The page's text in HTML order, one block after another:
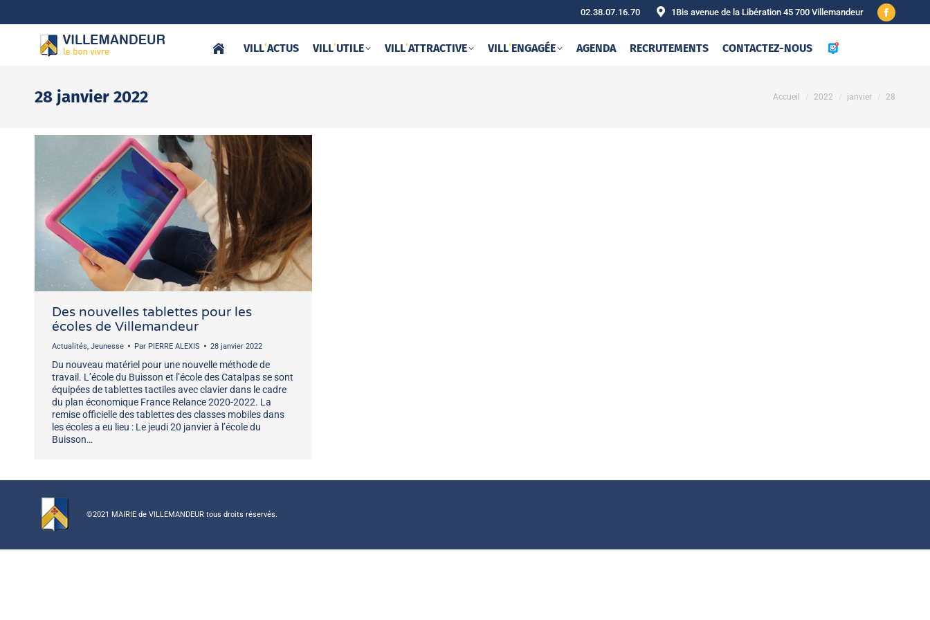
02.38.07.16.70 1Bis avenue de la Libération 45 700 Villemandeur
Facebook
new
VILL‘ACTUS VILL‘UTILE VILL‘ATTRACTIVE VILL‘ENGAGÉE AGENDA RECRUTEMENTS CONTACTEZ-NOUS
28 janvier 2022 Vous êtes ici :
Accueil 2022 janvier 28
Des nouvelles tablettes pour les
écoles de Villemandeur
Actualités, Jeunesse Par PIERRE ALEXIS 28 janvier 2022
Du nouveau matériel pour une nouvelle méthode de
travail. L’école du Buisson et l’école des Catalpas se sont
équipées de tablettes tactiles avec clavier dans le cadre
du plan économique France Relance 2020-2022. La
remise officielle des tablettes des classes mobiles dans
les écoles a eu lieu : Le jeudi 20 janvier à l’école du
Buisson…
©2021 MAIRIE de VILLEMANDEUR tous droits réservés.